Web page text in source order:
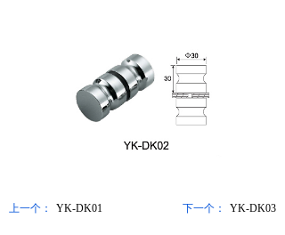
上一个： YK-DK01 下一个： YK-DK03